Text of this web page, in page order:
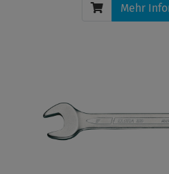
Mehr